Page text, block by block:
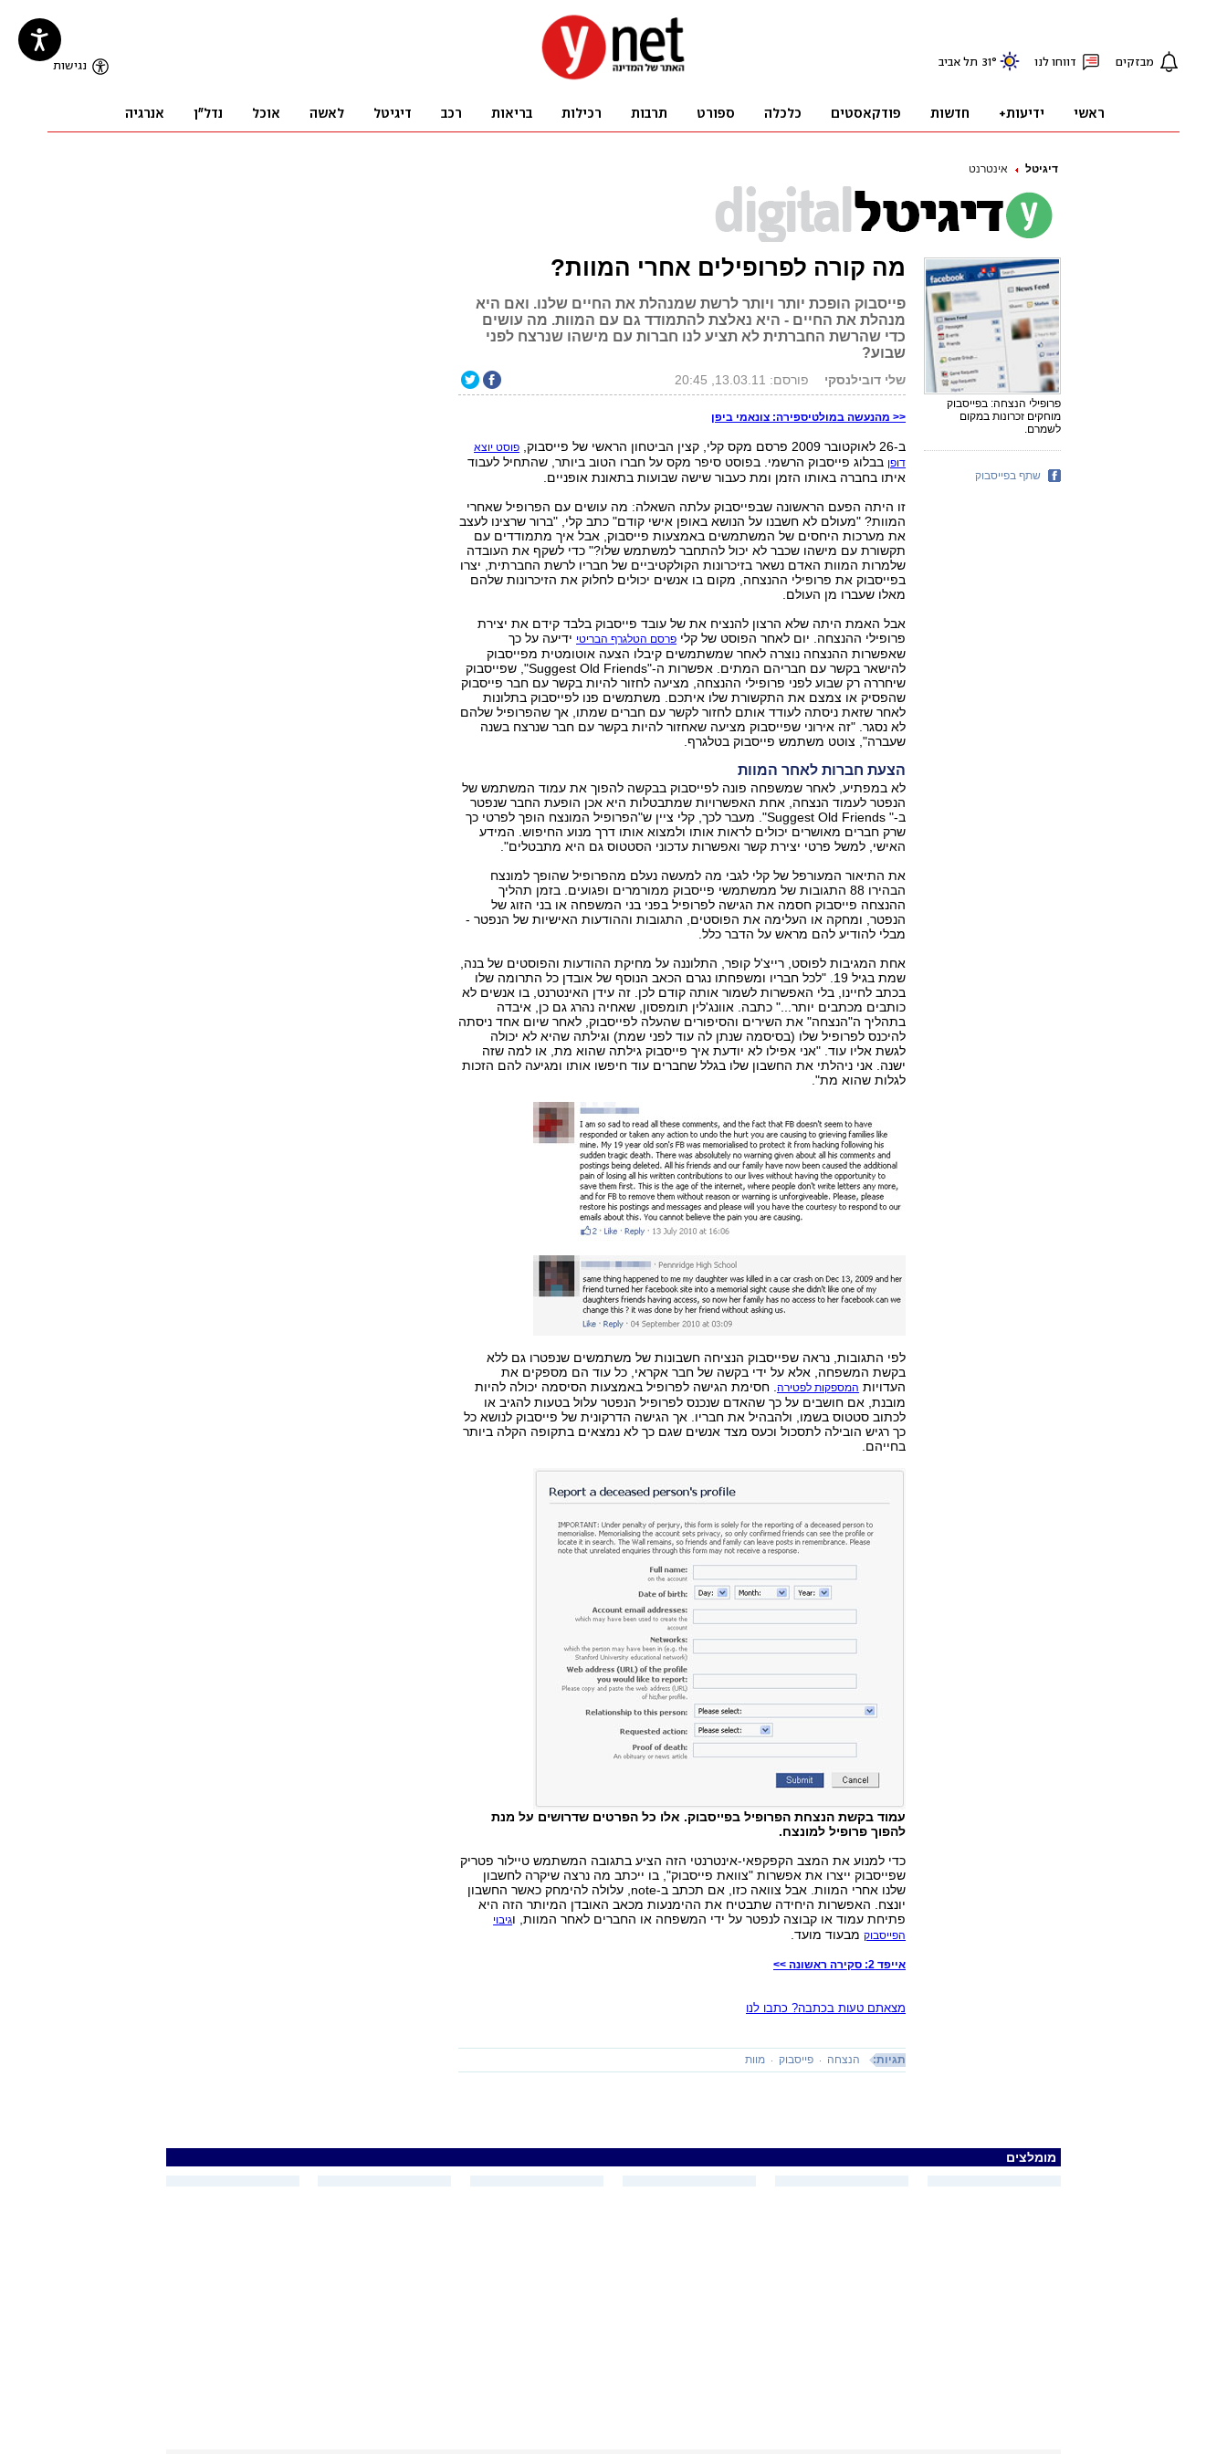
דיגיטל אינטרנט
מה קורה לפרופילים אחרי המוות?
פייסבוק הופכת יותר ויותר לרשת שמנהלת את החיים שלנו. ואם היא
מנהלת את החיים - היא נאלצת להתמודד גם עם המוות. מה עושים
כדי שהרשת החברתית לא תציע לנו חברות עם מישהו שנרצח לפני
שבוע?
שלי דובילנסקי פורסם: 13.03.11, 20:45
<< מהנעשה במולטיספירה: צונאמי ביפן
ב-26 לאוקטובר 2009 פרסם מקס קלי, קצין הביטחון הראשי של פייסבוק,
פוסט יוצא
דופן בבלוג פייסבוק הרשמי. בפוסט סיפר מקס על חברו הטוב ביותר, שהתחיל לעבוד
איתו בחברה באותו הזמן ומת כעבור שישה שבועות בתאונת אופניים.
זו היתה הפעם הראשונה שבפייסבוק עלתה השאלה: מה עושים עם הפרופיל שאחרי
המוות? "מעולם לא חשבנו על הנושא באופן אישי קודם" כתב קלי, "ברור שרצינו לעצב
את מערכות היחסים של המשתמשים באמצעות פייסבוק, אבל איך מתמודדים עם
תקשורת עם מישהו שכבר לא יכול להתחבר למשתמש שלו?" כדי לשקף את העובדה
שלמרות המוות האדם נשאר בזיכרונות הקולקטיביים של חבריו לרשת החברתית, יצרו
בפייסבוק את פרופילי ההנצחה, מקום בו אנשים יכולים לחלוק את הזיכרונות שלהם
מאלו שעברו מן העולם.
אבל האמת היתה שלא הרצון להנציח את של עובד פייסבוק בלבד קידם את יצירת
פרופילי ההנצחה. יום לאחר הפוסט של קלי פרסם הטלגרף הבריטי ידיעה על כך
שאפשרות ההנצחה נוצרה לאחר שמשתמשים קיבלו הצעה אוטומטית מפייסבוק
להישאר בקשר עם חבריהם המתים. אפשרות ה-"Suggest Old Friends", שפייסבוק
שיחררה רק שבוע לפני פרופילי ההנצחה, מציעה לחזור להיות בקשר עם חבר פייסבוק
שהפסיק או צמצם את התקשורת שלו איתכם. משתמשים פנו לפייסבוק בתלונות
לאחר שזאת ניסתה לעודד אותם לחזור לקשר עם חברים שמתו, אך שהפרופיל שלהם
לא נסגר. "זה אירוני שפייסבוק מציעה שאחזור להיות בקשר עם חבר שנרצח בשנה
שעברה", צוטט משתמש פייסבוק בטלגרף.
הצעת חברות לאחר המוות
לא במפתיע, לאחר שמשפחה פונה לפייסבוק בבקשה להפוך את עמוד המשתמש של
הנפטר לעמוד הנצחה, אחת האפשרויות שמתבטלות היא אכן הופעת החבר שנפטר
ב-" Suggest Old Friends". מעבר לכך, קלי ציין ש"הפרופיל המונצח הופך לפרטי כך
שרק חברים מאושרים יכולים לראות אותו ולמצוא אותו דרך מנוע החיפוש. המידע
האישי, למשל פרטי יצירת קשר ואפשרות עדכוני הסטטוס גם היא מתבטלים".
את התיאור המעורפל של קלי לגבי מה למעשה נעלם מהפרופיל שהופך למונצח
הבהירו 88 התגובות של ממשתמשי פייסבוק ממורמרים ופגועים. בזמן תהליך
ההנצחה פייסבוק חסמה את הגישה לפרופיל בפני בני המשפחה או בני הזוג של
הנפטר, ומחקה או העלימה את הפוסטים, התגובות וההודעות האישיות של הנפטר -
מבלי להודיע להם מראש על הדבר כלל.
אחת המגיבות לפוסט, רייצ'ל קופר, התלוננה על מחיקת ההודעות והפוסטים של בנה,
שמת בגיל 19. "לכל חבריו ומשפחתו נגרם הכאב הנוסף של אובדן כל התרומה שלו
בכתב לחיינו, בלי האפשרות לשמור אותה קודם לכן. זה עידן האינטרנט, בו אנשים לא
כותבים מכתבים יותר..." כתבה. אוונג'לין תומפסון, שאחיה נהרג גם כן, איבדה
בתהליך ה"הנצחה" את השירים והסיפורים שהעלה לפייסבוק, לאחר שיום אחד ניסתה
להיכנס לפרופיל שלו (בסיסמה שנתן לה עוד לפני שמת) וגילתה שהיא לא יכולה
לגשת אליו עוד. "אני אפילו לא יודעת איך פייסבוק גילתה שהוא מת, או למה שזה
ישנה. אני ניהלתי את החשבון שלו בגלל שחברים עוד חיפשו אותו ומגיעה להם הזכות
לגלות שהוא מת".
לפי התגובות, נראה שפייסבוק הנציחה חשבונות של משתמשים שנפטרו גם ללא
בקשת המשפחה, אלא על ידי בקשה של חבר אקראי, כל עוד הם מספקים את
העדויות המספקות לפטירה. חסימת הגישה לפרופיל באמצעות הסיסמה יכולה להיות
מובנת, אם חושבים על כך שהאדם שנכנס לפרופיל הנפטר עלול בטעות להגיב או
לכתוב סטטוס בשמו, ולהבהיל את חבריו. אך הגישה הדרקונית של פייסבוק לנושא כל
כך רגיש הובילה לתסכול וכעס מצד אנשים שגם כך לא נמצאים בתקופה הקלה ביותר
בחייהם.
עמוד בקשת הנצחת הפרופיל בפייסבוק. אלו כל הפרטים שדרושים על מנת
להפוך פרופיל למונצח.
כדי למנוע את המצב הקפקפאי-אינטרנטי הזה הציע בתגובה המשתמש טיילור פטריק
שפייסבוק ייצרו את אפשרות "צוואת פייסבוק", בו ייכתב מה נרצה שיקרה לחשבון
שלנו אחרי המוות. אבל צוואה כזו, אם תכתב ב-note, עלולה להימחק כאשר החשבון
יונצח. האפשרות היחידה שתבטיח את ההימנעות מכאב האובדן המיותר הזה היא
פתיחת עמוד או קבוצה לנפטר על ידי המשפחה או החברים לאחר המוות, וגיבוי
הפייסבוקמבעוד מועד.
אייפד 2: סקירה ראשונה >>
מצאתם טעות בכתבה? כתבו לנו
תגיות: הנצחה פייסבוק מוות
פרופילי הנצחה: בפייסבוק
מוחקים זכרונות במקום
לשמרם.
שתף בפייסבוק
מומלצים